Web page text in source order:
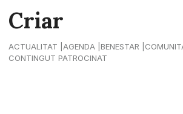
Criar
ACTUALITAT AGENDA BENESTAR
CONTINGUT PATROCINAT